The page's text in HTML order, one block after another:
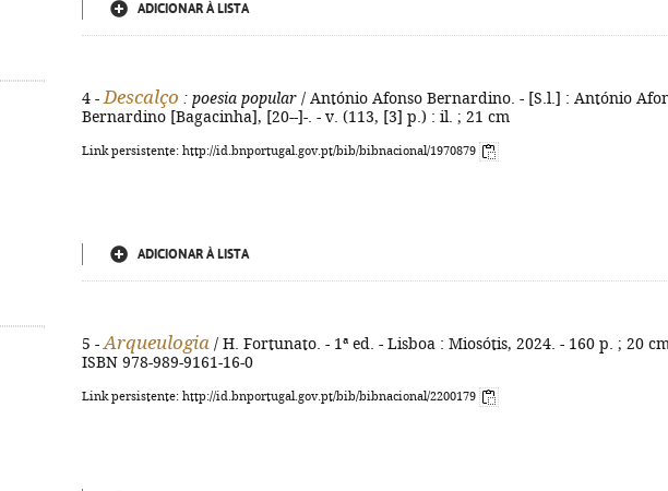
ADICIONAR À LISTA
4 - Descalço : poesia popular / António Afonso Bernardino. - [S.l.] : António
Bernardino [Bagacinha], [20--]-. - v. (113, [3] p.) : il. ; 21 cm
Link persistente: http://id.bnportugal.gov.pt/bib/bibnacional/1970879
ADICIONAR À LISTA
5 - Arqueulogia / H. Fortunato. - 1ª ed. - Lisboa : Miosótis, 2024. - 160 p. ; 20
ISBN 978-989-9161-16-0
Link persistente: http://id.bnportugal.gov.pt/bib/bibnacional/2200179